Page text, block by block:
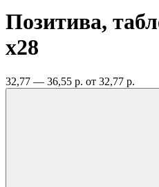
Позитива,
x28
32,77 — 36,55 р. от 32,77 р.